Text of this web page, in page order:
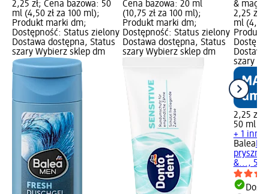
2,25 zł; Cena bazowa: 50
ml (4,50 zł za 100 ml);
Produkt marki dm;
Dostępność: Status zielony
Dostawa dostępna, Status
szary Wybierz sklep dm
Cena bazowa: 20 ml
(10,75 zł za 100 ml);
Produkt marki dm;
Dostępność: Status zielony
Dostawa dostępna, Status
szary Wybierz sklep dm
&
2,25 zł;
ml (4,50
Produkt
szary
2,25 zł
50 ml
+ 1 inny
Balea
prysznic
&..., 50